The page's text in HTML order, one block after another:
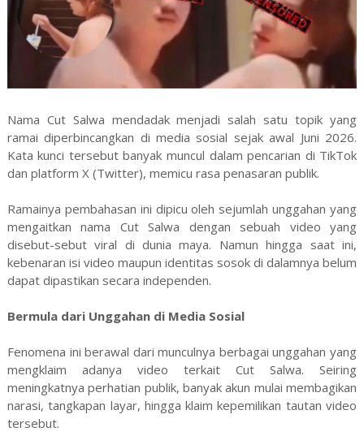
Nama Cut Salwa mendadak menjadi salah satu topik yang
ramai diperbincangkan di media sosial sejak awal Juni 2026.
Kata kunci tersebut banyak muncul dalam pencarian di TikTok
dan platform X (Twitter), memicu rasa penasaran publik.
Ramainya pembahasan ini dipicu oleh sejumlah unggahan yang
mengaitkan nama Cut Salwa dengan sebuah video yang
disebut-sebut viral di dunia maya. Namun hingga saat ini,
kebenaran isi video maupun identitas sosok di dalamnya belum
dapat dipastikan secara independen.
Bermula dari Unggahan di Media Sosial
Fenomena ini berawal dari munculnya berbagai unggahan yang
mengklaim adanya video terkait Cut Salwa. Seiring
meningkatnya perhatian publik, banyak akun mulai membagikan
narasi, tangkapan layar, hingga klaim kepemilikan tautan video
tersebut.